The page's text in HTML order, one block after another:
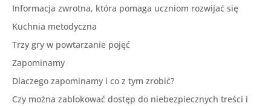
Informacja zwrotna, która pomaga uczniom rozwijać się
Kuchnia metodyczna
Trzy gry w powtarzanie pojęć
Zapominamy
Dlaczego zapominamy i co z tym zrobić?
Czy można zablokować dostęp do niebezpiecznych treści i